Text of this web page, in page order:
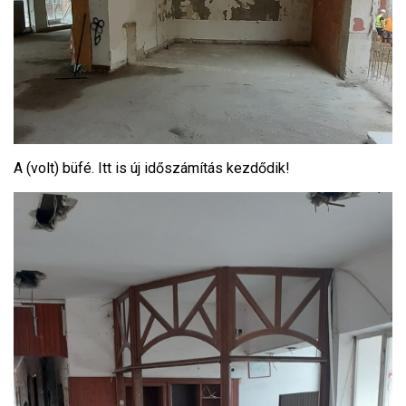
A (volt) büfé. Itt is új időszámítás kezdődik!